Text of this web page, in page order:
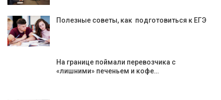
Полезные советы, как подготовиться к ЕГЭ
На границе поймали перевозчика с
«лишними» печеньем и кофе…